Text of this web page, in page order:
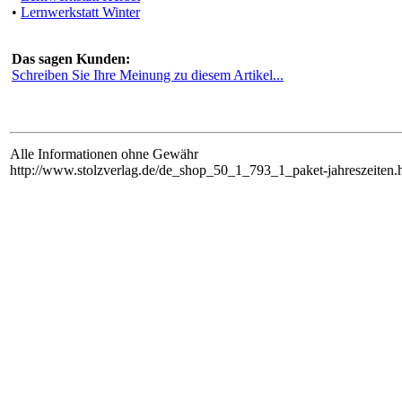
• Lernwerkstatt Winter
Das sagen Kunden:
Schreiben Sie Ihre Meinung zu diesem Artikel...
Alle Informationen ohne Gewähr
http://www.stolzverlag.de/de_shop_50_1_793_1_paket-